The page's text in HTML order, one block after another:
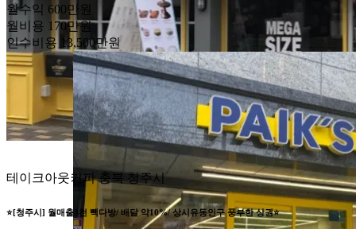
월수익 600만원
월비용 170만원
인수비용 13,500만원
테이크아웃커피 충북 청주시
⭐️[청주시] 월매출3천 빽다방/ 배달 약10%/ 상시유동인구 풍부한 상권⭐️